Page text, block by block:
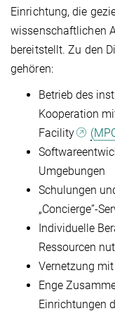
Einrichtung, die
wissenschaftlichen
bereitstellt. Zu den
gehören:
Betrieb des
Kooperation
Facility
Umgebungen
Schulungen
„Concierge”-
Individuelle
Ressourcen
Vernetzung
Enge
Einrichtungen